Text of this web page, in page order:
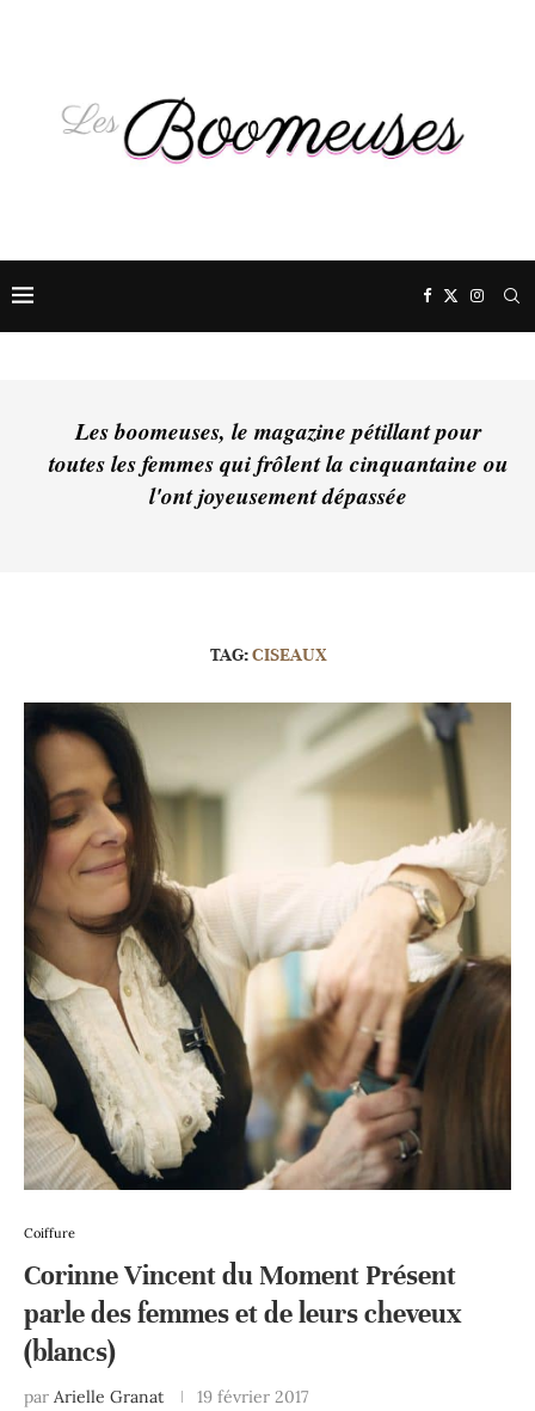
Les boomeuses, le magazine pétillant pour
toutes les femmes qui frôlent la cinquantaine ou
l'ont joyeusement dépassée
TAG:CISEAUX
Coiffure
Corinne Vincent du Moment Présent
parle des femmes et de leurs cheveux
(blancs)
par Arielle Granat 19 février 2017